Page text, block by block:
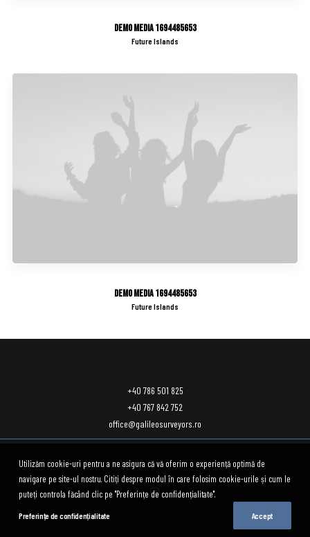
Demo media 1694485653
Future Islands
Demo media 1694485653
Future Islands
+40 786 501 825
+40 767 842 752
office@galileosurveyors.ro
Utilizăm cookie-uri pentru a ne asigura că vă oferim o experiență optimă de
navigare pe site-ul nostru. Citiți despre modul în care folosim cookie-urile și cum le
puteți controla făcând clic pe "Preferințe de confidențialitate".
Preferințe de confidențialitate Accept